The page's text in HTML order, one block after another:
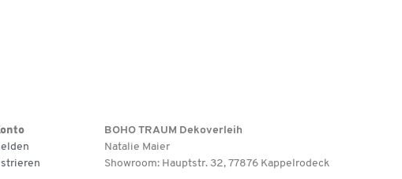
BOHO TRAUM Dekoverleih
Natalie Maier
Showroom: Hauptstr. 32, 77876 Kappelrodeck